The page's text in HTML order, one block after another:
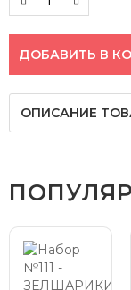
ДОБАВИТЬ В
ОПИСАНИЕ